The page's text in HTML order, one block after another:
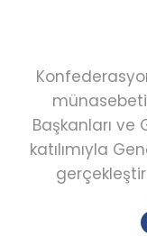
Başkanları ve
katılımıyla